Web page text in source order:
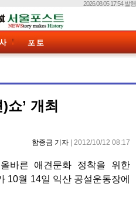
2026.08.05 17:54 발행
쇼’ 개최
함종금 기자 | 2012/10/12 08:17
바른 애견문화 정착을 위한
10월 14일 익산 공설운동장에